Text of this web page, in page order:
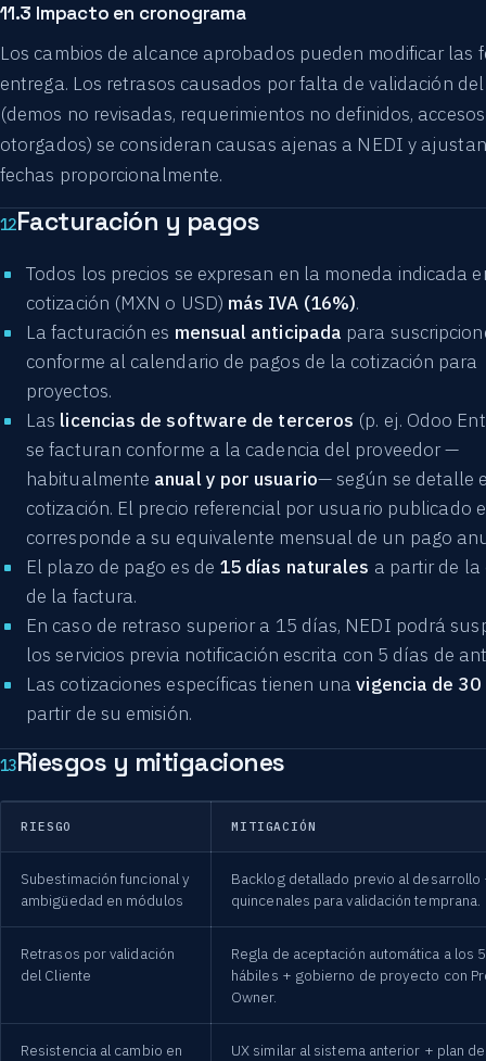
11.3 Impacto en cronograma
Los cambios de alcance aprobados pueden modificar las
entrega. Los retrasos causados por falta de validación
(demos no revisadas, requerimientos no definidos,
otorgados) se consideran causas ajenas a NEDI y
fechas proporcionalmente.
12Facturación y pagos
Todos los precios se expresan en la moneda indicada
cotización (MXN o USD) más IVA (16%).
La facturación es mensual anticipada para
conforme al calendario de pagos de la cotización para
proyectos.
Las licencias de software de terceros (p. ej. Odoo
se facturan conforme a la cadencia del proveedor —
habitualmente anual y por usuario— según se detalle
cotización. El precio referencial por usuario publicado
corresponde a su equivalente mensual de un pago
El plazo de pago es de 15 días naturales a partir de la
de la factura.
En caso de retraso superior a 15 días, NEDI podrá
los servicios previa notificación escrita con 5 días de
Las cotizaciones específicas tienen unavigencia de 30
partir de su emisión.
13Riesgos y mitigaciones
RIESGO MITIGACIÓN
Subestimación funcional y
ambigüedad en módulos
Backlog detallado previo al desarrollo
quincenales para validación temprana.
Retrasos por validación
del Cliente
Regla de aceptación automática a los
hábiles + gobierno de proyecto con
Owner.
Resistencia al cambio en
UX similar al sistema anterior + plan de